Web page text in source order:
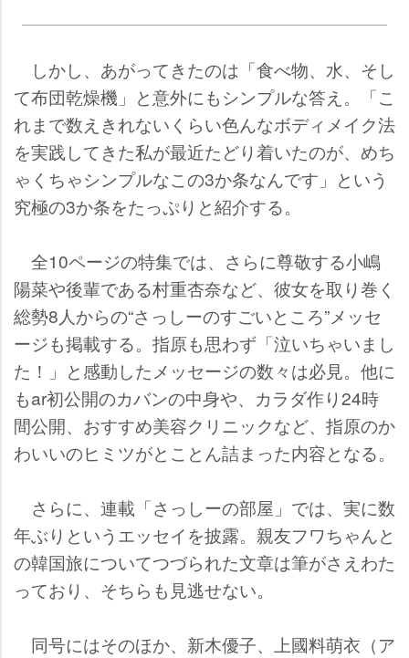
しかし、あがってきたのは「食べ物、水、そし
て布団乾燥機」と意外にもシンプルな答え。「こ
れまで数えきれないくらい色んなボディメイク法
を実践してきた私が最近たどり着いたのが、めち
ゃくちゃシンプルなこの3か条なんです」という
究極の3か条をたっぷりと紹介する。
全10ページの特集では、さらに尊敬する小嶋
陽菜や後輩である村重杏奈など、彼女を取り巻く
総勢8人からの“さっしーのすごいところ”メッセ
ージも掲載する。指原も思わず「泣いちゃいまし
た！」と感動したメッセージの数々は必見。他に
もar初公開のカバンの中身や、カラダ作り24時
間公開、おすすめ美容クリニックなど、指原のか
わいいのヒミツがとことん詰まった内容となる。
さらに、連載「さっしーの部屋」では、実に数
年ぶりというエッセイを披露。親友フワちゃんと
の韓国旅についてつづられた文章は筆がさえわた
っており、そちらも見逃せない。
同号にはそのほか、新木優子、上國料萌衣（ア